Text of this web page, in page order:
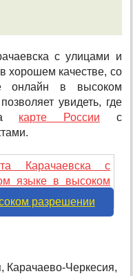
с улицами и
хорошем качестве, со
онлайн в высоком
увидеть, где
карте России с
разрешении
Карачаево-Черкесия,